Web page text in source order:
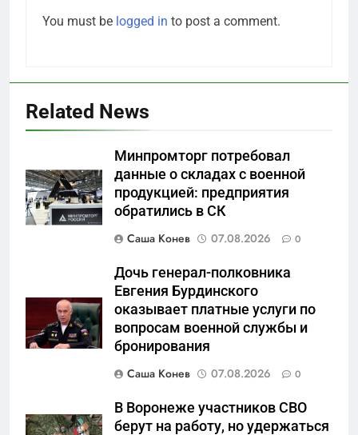
You must be logged in to post a comment.
Related News
Минпромторг потребовал
данные о складах с военной
продукцией: предприятия
обратились в СК
Саша Конев
07.08.2026 0
Дочь генерал-полковника
Евгения Бурдинского
оказывает платные услуги по
вопросам военной службы и
бронирования
Саша Конев
07.08.2026 0
В Воронеже участников СВО
берут на работу, но удержаться
5
Что происходит в
калининградском анклаве:
защиты Отечества»
6
«500-тонный беспилотник»
или очередная показуха? Что
скрывает российский ВМФ
Перезагрузка в Удмуртии: